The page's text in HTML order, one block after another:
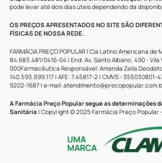
pode levar até dois dias úteis dependendo da
OS PREÇOS APRESENTADOS NO SITE SÃO
FÍSICAS DE NOSSA REDE.
FARMÁCIA PREÇO POPULAR | Cia Latino Americana
84.683.481/0416-04 | End: Av. Santo Albano, 490 - Vila
000Farmacêutica Responsável: Amanda Zelia Deodato
140.593.699.117 | AFE: 7.45817-2 | CMVS -
9202-1687 | e-mail:
A Farmácia Preço Popular segue as determinações
Sanitária | Copyright © 2025 Farmácia Preço Popular
UMA
MARCA